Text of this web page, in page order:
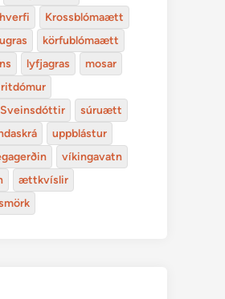
Krossblómaætt
körfublómaætt
lyfjagras
mosar
ritdómur
súruætt
uppblástur
víkingavatn
ættkvíslir